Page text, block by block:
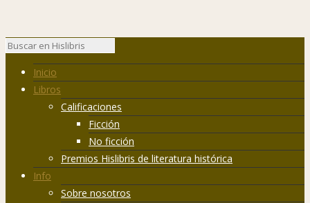
Inicio
Libros
Calificaciones
Ficción
No ficción
Premios Hislibris de literatura histórica
Info
Sobre nosotros